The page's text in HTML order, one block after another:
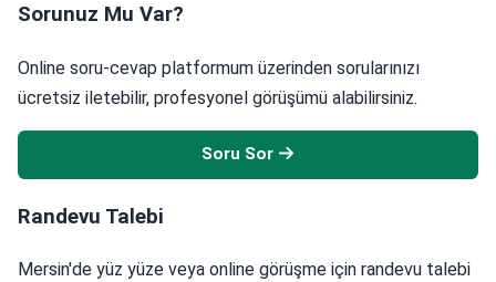
Sorunuz Mu Var?
Online soru-cevap platformum üzerinden sorularınızı
ücretsiz iletebilir, profesyonel görüşümü alabilirsiniz.
Soru Sor
Randevu Talebi
Mersin'de yüz yüze veya online görüşme için randevu talebi